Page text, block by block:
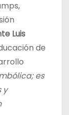
Luis
de
es
y